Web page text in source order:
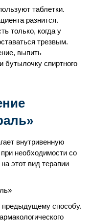
таблетки.
разнится.
только, когда у
трезвым.
выпить
бутылочку спиртного
внутривенную
необходимости со
этот вид терапии
предыдущему способу.